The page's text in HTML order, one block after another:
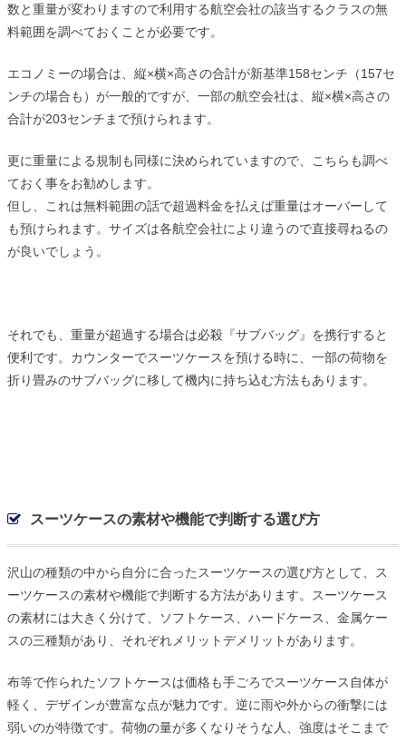
数と重量が変わりますので利用する航空会社の該当するクラスの無
料範囲を調べておくことが必要です。
エコノミーの場合は、縦×横×高さの合計が新基準158センチ（157セ
ンチの場合も）が一般的ですが、一部の航空会社は、縦×横×高さの
合計が203センチまで預けられます。
更に重量による規制も同様に決められていますので、こちらも調べ
ておく事をお勧めします。
但し、これは無料範囲の話で超過料金を払えば重量はオーバーして
も預けられます。サイズは各航空会社により違うので直接尋ねるの
が良いでしょう。
それでも、重量が超過する場合は必殺『サブバッグ』を携行すると
便利です。カウンターでスーツケースを預ける時に、一部の荷物を
折り畳みのサブバッグに移して機内に持ち込む方法もあります。
スーツケースの素材や機能で判断する選び方
沢山の種類の中から自分に合ったスーツケースの選び方として、ス
ーツケースの素材や機能で判断する方法があります。スーツケース
の素材には大きく分けて、ソフトケース、ハードケース、金属ケー
スの三種類があり、それぞれメリットデメリットがあります。
布等で作られたソフトケースは価格も手ごろでスーツケース自体が
軽く、デザインが豊富な点が魅力です。逆に雨や外からの衝撃には
弱いのが特徴です。荷物の量が多くなりそうな人、強度はそこまで